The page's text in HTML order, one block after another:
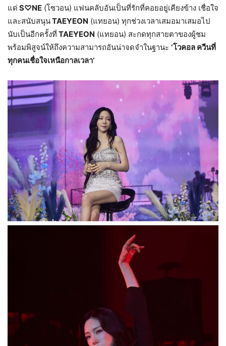
แด่ S♡NE (โซวอน) แฟนคลับอันเป็นที่รักที่คอยอยู่เคียงข้าง เชื่อใจ
และสนับสนุนTAEYEON (แทยอน) ทุกช่วงเวลาเสมอมาเสมอไป
นับเป็นอีกครั้งที่ TAEYEON (แทยอน) สะกดทุกสายตาของผู้ชม
พร้อมพิสูจน์ให้ถึงความสามารถอันน่าจดจำในฐานะ ‘โวคอล ควีนที่
ทุกคนเชื่อใจเหนือกาลเวลา’